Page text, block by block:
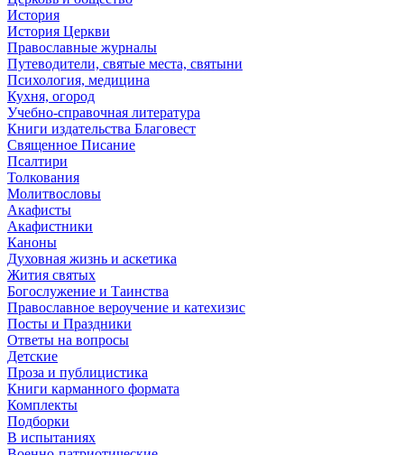
История
История Церкви
Православные журналы
Путеводители, святые места, святыни
Психология, медицина
Кухня, огород
Учебно-справочная литература
Книги издательства Благовест
Священное Писание
Псалтири
Толкования
Молитвословы
Акафисты
Акафистники
Каноны
Духовная жизнь и аскетика
Жития святых
Богослужение и Таинства
Православное вероучение и катехизис
Посты и Праздники
Ответы на вопросы
Детские
Проза и публицистика
Книги карманного формата
Комплекты
Подборки
В испытаниях